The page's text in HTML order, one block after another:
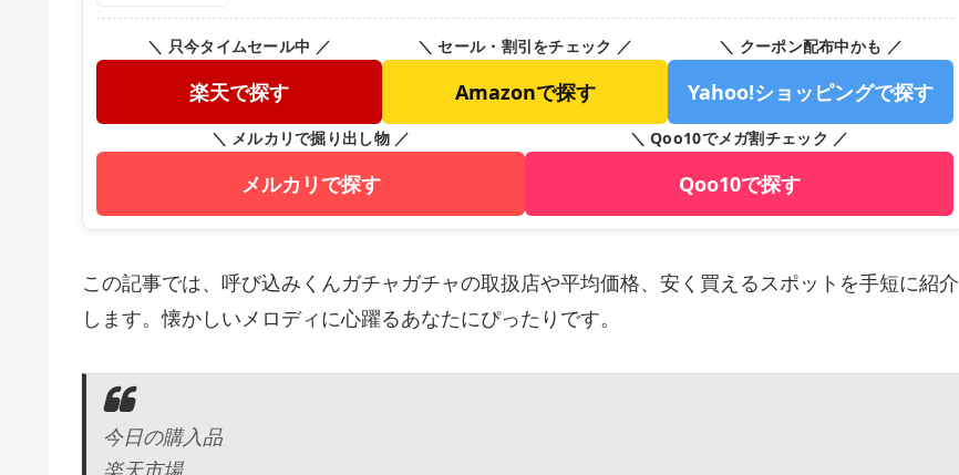
＼ 只今タイムセール中 ／
楽天で探す
＼ セール・割引をチェック ／
Amazonで探す
＼ クーポン配布中かも ／
Yahoo!ショッピングで探す
＼ メルカリで掘り出し物 ／
メルカリで探す
＼ Qoo10でメガ割チェック ／
Qoo10で探す
この記事では、呼び込みくんガチャガチャの取扱店や平均価格、安く買えるスポットを手短に紹介
します。懐かしいメロディに心躍るあなたにぴったりです。
今日の購入品
楽天市場